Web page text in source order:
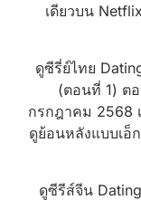
เดียวบน
ดูซีรี่ย์ไทย
(ตอนที่ 1) ต
กรกฎาคม 2568
ดูย้อนหลังแบบเอ็
ดูซีรีส์จีน